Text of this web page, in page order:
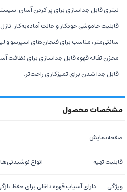
لیتری قابل جداسازی برای پر کردن آسان.
سانتی‌متر، مناسب برای فنجان‌های اسپرسو و
مخزن تفاله قهوه قابل جداسازی برای نظافت
قابل جدا شدن برای تمیزکاری راحت‌تر.
صفحه‌نمایش
قابلیت تهیه انواع
ویژگی
دارای آسیاب قهوه داخلی برای حفظ